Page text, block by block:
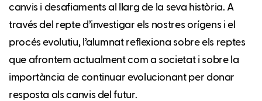
canvis i desafiaments al llarg de la seva història. A
través del repte d’investigar els nostres orígens i el
procés evolutiu, l’alumnat reflexiona sobre els reptes
que afrontem actualment com a societat i sobre la
importància de continuar evolucionant per donar
resposta als canvis del futur.